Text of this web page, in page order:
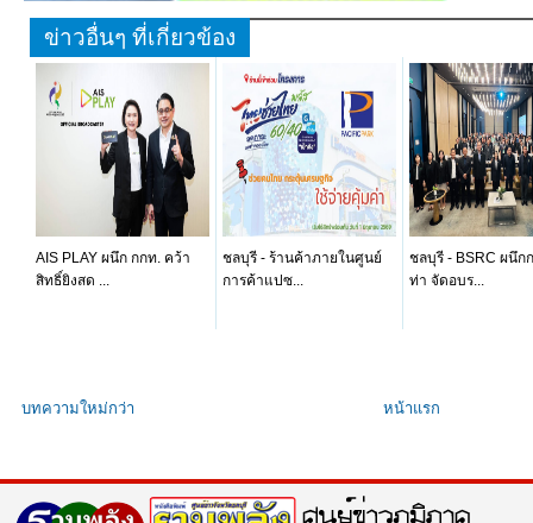
ข่าวอื่นๆ ที่เกี่ยวข้อง
AIS PLAY ผนึก กกท. คว้า
สิทธิ์ยิงสด ...
ชลบุรี - ร้านค้าภายในศูนย์
การค้าแปซ...
ชลบุรี - BSRC ผนึก
ท่า จัดอบร...
บทความใหม่กว่า หน้าแรก